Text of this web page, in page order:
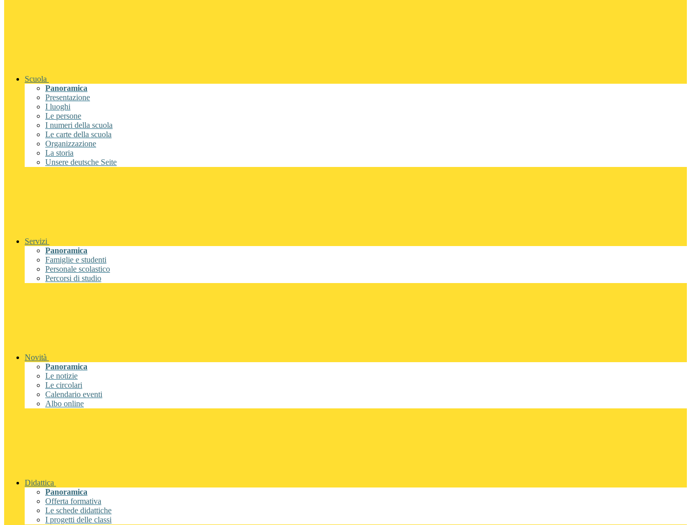
Scuola
Panoramica
Presentazione
I luoghi
Le persone
I numeri della scuola
Le carte della scuola
Organizzazione
La storia
Unsere deutsche Seite
Servizi
Panoramica
Famiglie e studenti
Personale scolastico
Percorsi di studio
Novità
Panoramica
Le notizie
Le circolari
Calendario eventi
Albo online
Didattica
Panoramica
Offerta formativa
Le schede didattiche
I progetti delle classi